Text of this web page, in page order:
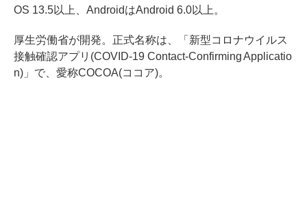
OS 13.5以上、AndroidはAndroid 6.0以上。
厚生労働省が開発。正式名称は、「新型コロナウイルス
接触確認アプリ(COVID-19 Contact-Confirming Applicatio
n)」で、愛称COCOA(ココア)。